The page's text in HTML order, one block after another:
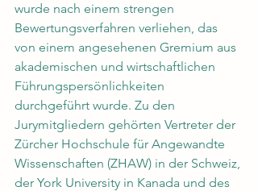
wurde nach einem strengen
Bewertungsverfahren verliehen, das
von einem angesehenen Gremium aus
akademischen und wirtschaftlichen
Führungspersönlichkeiten
durchgeführt wurde. Zu den
Jurymitgliedern gehörten Vertreter der
Zürcher Hochschule für Angewandte
Wissenschaften (ZHAW) in der Schweiz,
der York University in Kanada und des